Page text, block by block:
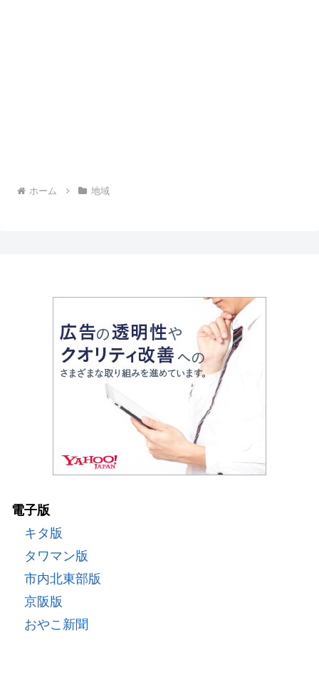
ホーム 地域
電子版
キタ版
タワマン版
市内北東部版
京阪版
おやこ新聞